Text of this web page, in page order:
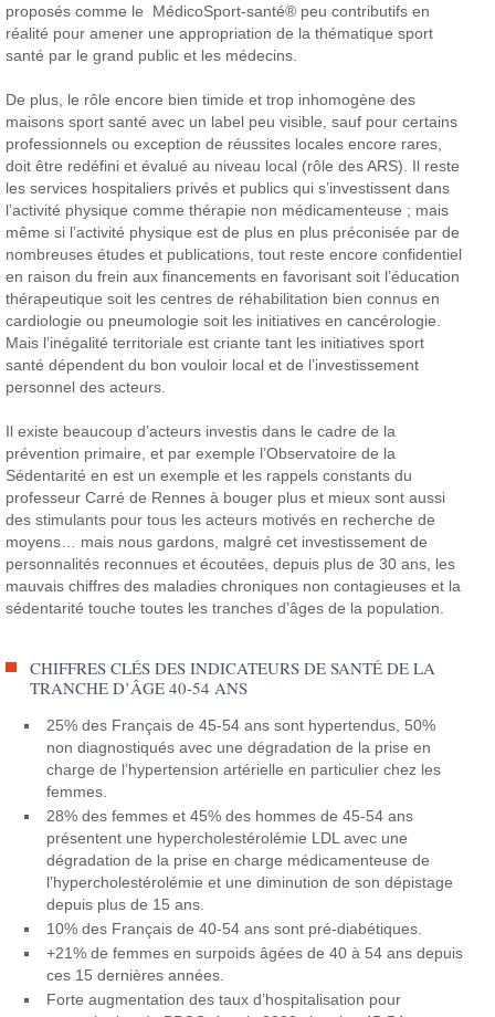
proposés comme le MédicoSport-santé® peu contributifs en
réalité pour amener une appropriation de la thématique sport
santé par le grand public et les médecins.
De plus, le rôle encore bien timide et trop inhomogène des
maisons sport santé avec un label peu visible, sauf pour certains
professionnels ou exception de réussites locales encore rares,
doit être redéfini et évalué au niveau local (rôle des ARS). Il reste
les services hospitaliers privés et publics qui s’investissent dans
l’activité physique comme thérapie non médicamenteuse ; mais
même si l’activité physique est de plus en plus préconisée par de
nombreuses études et publications, tout reste encore confidentiel
en raison du frein aux financements en favorisant soit l’éducation
thérapeutique soit les centres de réhabilitation bien connus en
cardiologie ou pneumologie soit les initiatives en cancérologie.
Mais l’inégalité territoriale est criante tant les initiatives sport
santé dépendent du bon vouloir local et de l’investissement
personnel des acteurs.
Il existe beaucoup d’acteurs investis dans le cadre de la
prévention primaire, et par exemple l’Observatoire de la
Sédentarité en est un exemple et les rappels constants du
professeur Carré de Rennes à bouger plus et mieux sont aussi
des stimulants pour tous les acteurs motivés en recherche de
moyens… mais nous gardons, malgré cet investissement de
personnalités reconnues et écoutées, depuis plus de 30 ans, les
mauvais chiffres des maladies chroniques non contagieuses et la
sédentarité touche toutes les tranches d’âges de la population.
CHIFFRES CLÉS DES INDICATEURS DE SANTÉ DE LA
TRANCHE D’ÂGE 40-54 ANS
25% des Français de 45-54 ans sont hypertendus, 50%
non diagnostiqués avec une dégradation de la prise en
charge de l’hypertension artérielle en particulier chez les
femmes.
28% des femmes et 45% des hommes de 45-54 ans
présentent une hypercholestérolémie LDL avec une
dégradation de la prise en charge médicamenteuse de
l’hypercholestérolémie et une diminution de son dépistage
depuis plus de 15 ans.
10% des Français de 40-54 ans sont pré-diabétiques.
+21% de femmes en surpoids âgées de 40 à 54 ans depuis
ces 15 dernières années.
Forte augmentation des taux d’hospitalisation pour